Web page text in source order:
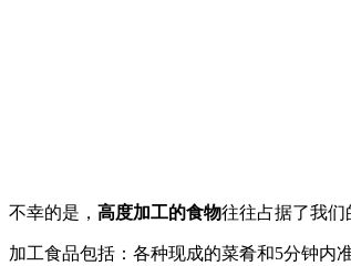
不幸的是， 高度加工的食物往往占据了我们
加工食品包括：各种现成的菜肴和5分钟内